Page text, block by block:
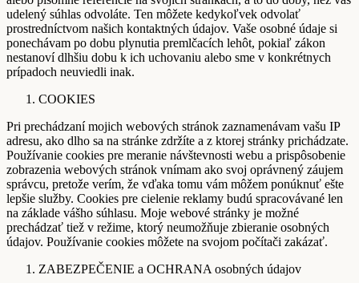
udelený súhlas odvoláte. Ten môžete kedykoľvek odvolať
prostredníctvom našich kontaktných údajov. Vaše osobné údaje si
ponechávam po dobu plynutia premlčacích lehôt, pokiaľ zákon
nestanoví dlhšiu dobu k ich uchovaniu alebo sme v konkrétnych
prípadoch neuviedli inak.
COOKIES
Pri prechádzaní mojich webových stránok zaznamenávam vašu IP
adresu, ako dlho sa na stránke zdržíte a z ktorej stránky prichádzate.
Používanie cookies pre meranie návštevnosti webu a prispôsobenie
zobrazenia webových stránok vnímam ako svoj oprávnený záujem
správcu, pretože verím, že vďaka tomu vám môžem ponúknuť ešte
lepšie služby. Cookies pre cielenie reklamy budú spracovávané len
na základe vášho súhlasu. Moje webové stránky je možné
prechádzať tiež v režime, ktorý neumožňuje zbieranie osobných
údajov. Používanie cookies môžete na svojom počítači zakázať.
ZABEZPEČENIE a OCHRANA osobných údajov